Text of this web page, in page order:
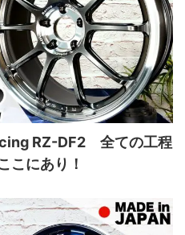
RZ-DF2 全ての工程
こにあり！